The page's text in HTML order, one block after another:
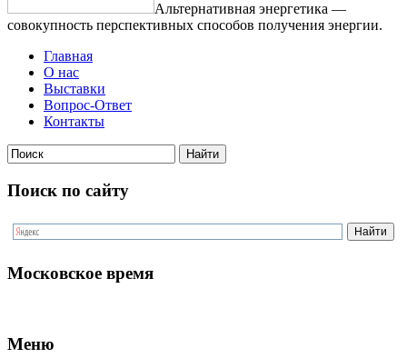
Альтернативная энергетика —
совокупность перспективных способов получения энергии.
Главная
О нас
Выставки
Вопрос-Ответ
Контакты
Поиск по сайту
Московское время
Меню